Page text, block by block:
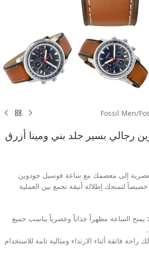
/
Fossil Men
رجالي بسير جلد بني ومينا أزرق
إلى معصمك مع ساعة فوسيل جودوين
لتمنحك إطلالة أنيقة تجمع بين العملية
يمنح الساعة مظهراً جذاباً وعصرياً يناسب جميع
راحة فائقة أثناء الارتداء ومثالية تامة للاستخدام